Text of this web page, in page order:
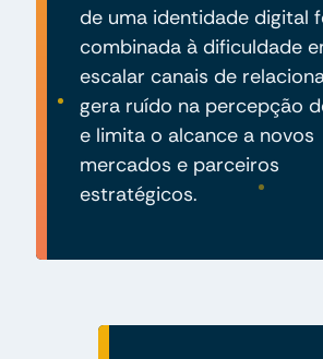
de uma identidade digital
combinada à dificuldade
escalar canais de
gera ruído na percepção
e limita o alcance a novos
mercados e parceiros
estratégicos.